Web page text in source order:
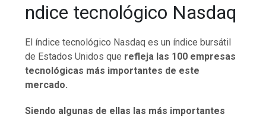
ndice tecnológico Nasdaq
El índice tecnológico Nasdaq es un índice bursátil
de Estados Unidos que refleja las 100 empresas
tecnológicas más importantes de este
mercado.
Siendo algunas de ellas las más importantes